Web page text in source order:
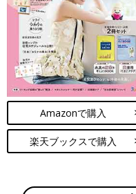
Amazonで購入
楽天ブックスで購入